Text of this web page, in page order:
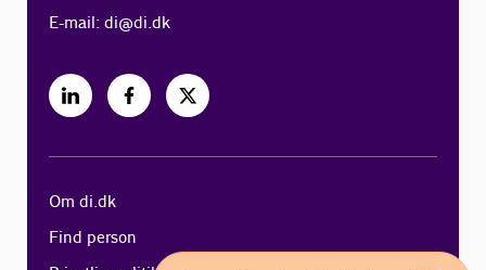
E-mail:di@di.dk
Om di.dk
Find person